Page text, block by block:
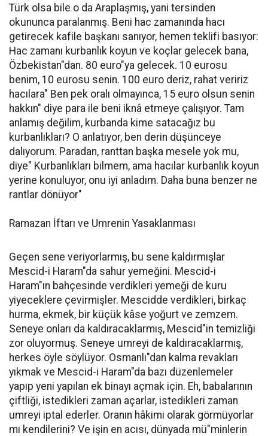
Türk olsa bile o da Araplaşmış, yani tersinden
okununca paralanmış. Beni hac zamanında hacı
getirecek kafile başkanı sanıyor, hemen teklifi basıyor:
Hac zamanı kurbanlık koyun ve koçlar gelecek bana,
Özbekistan"dan. 80 euro"ya gelecek. 10 eurosu
benim, 10 eurosu senin. 100 euro deriz, rahat veririz
hacılara" Ben pek oralı olmayınca, 15 euro olsun senin
hakkın" diye para ile beni iknâ etmeye çalışıyor. Tam
anlamış değilim, kurbanda kime satacağız bu
kurbanlıkları? O anlatıyor, ben derin düşünceye
dalıyorum. Paradan, ranttan başka mesele yok mu,
diye" Kurbanlıkları bilmem, ama hacılar kurbanlık koyun
yerine konuluyor, onu iyi anladım. Daha buna benzer ne
rantlar dönüyor"
Ramazan İftarı ve Umrenin Yasaklanması
Geçen sene veriyorlarmış, bu sene kaldırmışlar
Mescid-i Haram"da sahur yemeğini. Mescid-i
Haram"ın bahçesinde verdikleri yemeği de kuru
yiyeceklere çevirmişler. Mescidde verdikleri, birkaç
hurma, ekmek, bir küçük kâse yoğurt ve zemzem.
Seneye onları da kaldıracaklarmış, Mescid"in temizliği
zor oluyormuş. Seneye umreyi de kaldıracaklarmış,
herkes öyle söylüyor. Osmanlı"dan kalma revakları
yıkmak ve Mescid-i Haram"da bazı düzenlemeler
yapıp yeni yapılan ek binayı açmak için. Eh, babalarının
çiftliği, istedikleri zaman açarlar, istedikleri zaman
umreyi iptal ederler. Oranın hâkimi olarak görmüyorlar
mı kendilerini? Ve işin en acısı, dünyada mü"minlerin